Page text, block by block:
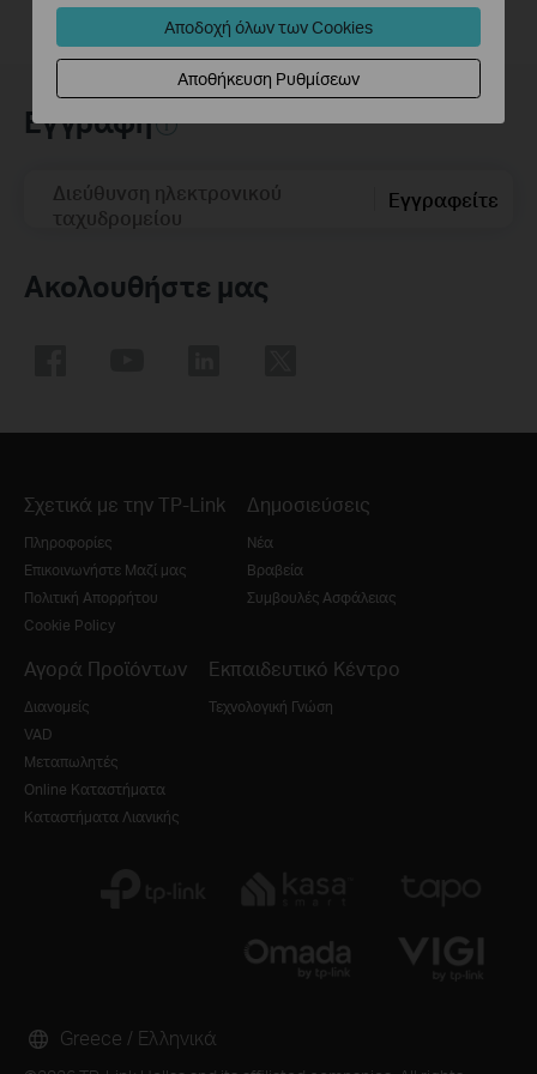
Εγγραφή
Διεύθυνση ηλεκτρονικού
ταχυδρομείου
Εγγραφείτε
Ακολουθήστε μας
Σχετικά με την TP-Link
Πληροφορίες
Επικοινωνήστε Μαζί μας
Πολιτική Απορρήτου
Cookie Policy
Δημοσιεύσεις
Νέα
Βραβεία
Συμβουλές Ασφάλειας
Αγορά Προϊόντων
Διανομείς
VAD
Μεταπωλητές
Online Καταστήματα
Καταστήματα Λιανικής
Εκπαιδευτικό Κέντρο
Τεχνολογική Γνώση
Greece / Ελληνικά
Αποδοχή όλων των Cookies
Αποθήκευση Ρυθμίσεων